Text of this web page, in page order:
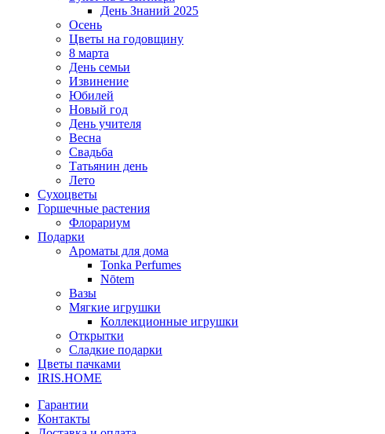
День Знаний 2025
Осень
Цветы на годовщину
8 марта
День семьи
Извинение
Юбилей
Новый год
День учителя
Весна
Свадьба
Татьянин день
Лето
Сухоцветы
Горшечные растения
Флорариум
Подарки
Ароматы для дома
Tonka Perfumes
Nōtem
Вазы
Мягкие игрушки
Коллекционные игрушки
Открытки
Сладкие подарки
Цветы пачками
IRIS.HOME
Гарантии
Контакты